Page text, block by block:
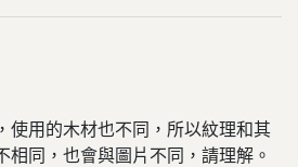
使用的木材也不同，所以紋理和其
相同，也會與圖片不同，請理解。